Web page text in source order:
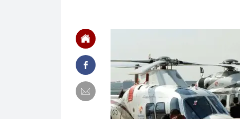
VPBank cảnh báo
đồng, 'cân' được
16:01
PNJ gây chú ý
16:00
Hai gói mì Ý làm lộ
15:59
Lệnh khám xét chỗ
Mekolor Võ Xuân